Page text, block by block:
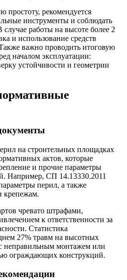
простоту, рекомендуется
инструменты и соблюдать
работы на высоте более 2
и использование средств
важно проводить итоговую
началом эксплуатации:
устойчивости и геометрии
на строительных площадках
актов, которые
и прочие параметры
Например, СП 14.13330.2011
перил, а также
крепежам.
чревато штрафами,
к ответственности за
Статистика
27% травм на высотных
неправильным монтажем или
ограждающих конструкций.